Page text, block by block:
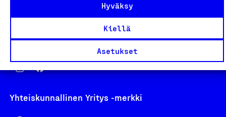
Hyväksy
Kiellä
Asetukset
Yhteiskunnallinen Yritys -merkki